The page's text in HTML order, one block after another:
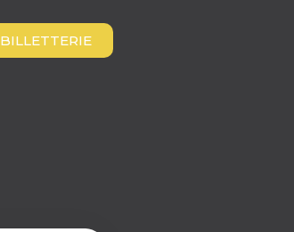
BILLETTERIE